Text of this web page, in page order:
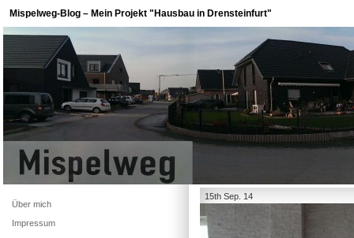
Mispelweg-Blog – Mein Projekt "Hausbau in Drensteinfurt"
15th Sep. 14
Über mich
Impressum